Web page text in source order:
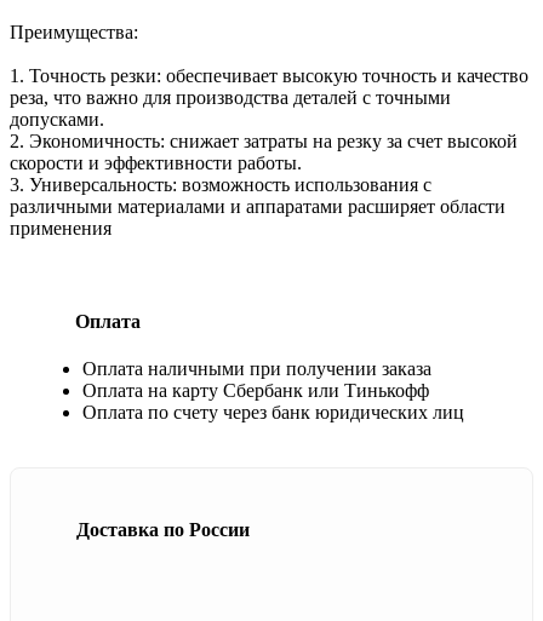
Преимущества:
1. Точность резки: обеспечивает высокую точность и качество
реза, что важно для производства деталей с точными
допусками.
2. Экономичность: снижает затраты на резку за счет высокой
скорости и эффективности работы.
3. Универсальность: возможность использования с
различными материалами и аппаратами расширяет области
применения
Оплата
Оплата наличными при получении заказа
Оплата на карту Сбербанк или Тинькофф
Оплата по счету через банк юридических лиц
Доставка по России